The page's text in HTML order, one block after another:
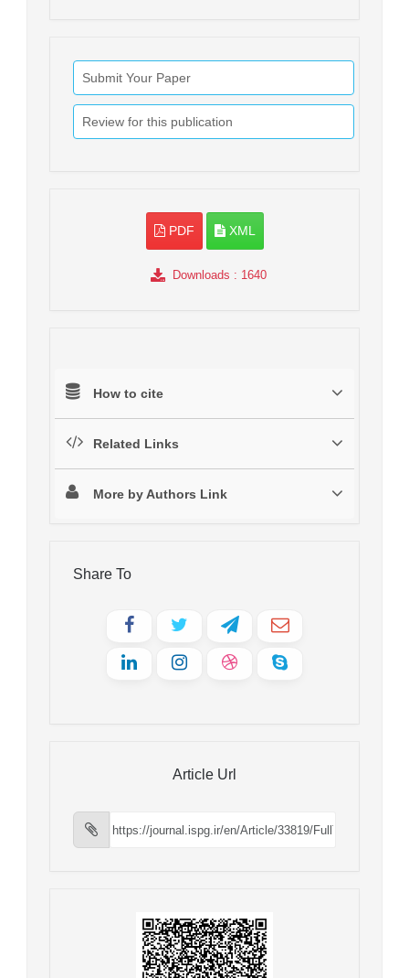
Submit Your Paper
Review for this publication
PDF XML
Downloads : 1640
How to cite
Related Links
More by Authors Link
Share To
Article Url